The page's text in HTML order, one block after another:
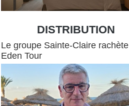
DISTRIBUTION
Le groupe Sainte-Claire rachète
Eden Tour